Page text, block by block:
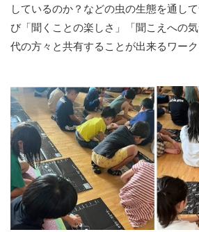
しているのか？などの虫の生態を通し
び「聞くことの楽しさ」「聞こえへの
代の方々と共有することが出来るワーク